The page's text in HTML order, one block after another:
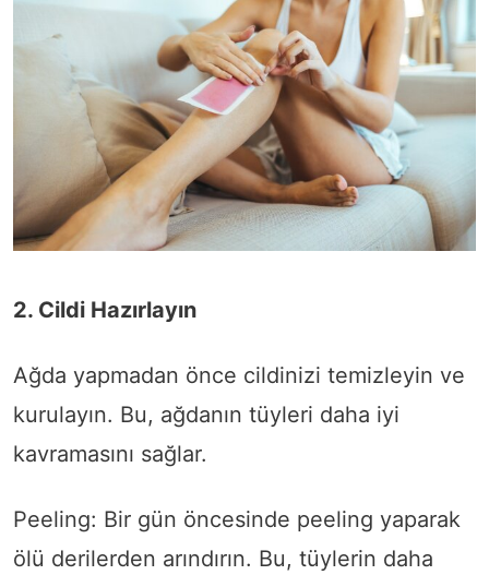
2. Cildi Hazırlayın
Ağda yapmadan önce cildinizi temizleyin ve
kurulayın. Bu, ağdanın tüyleri daha iyi
kavramasını sağlar.
Peeling: Bir gün öncesinde peeling yaparak
ölü derilerden arındırın. Bu, tüylerin daha